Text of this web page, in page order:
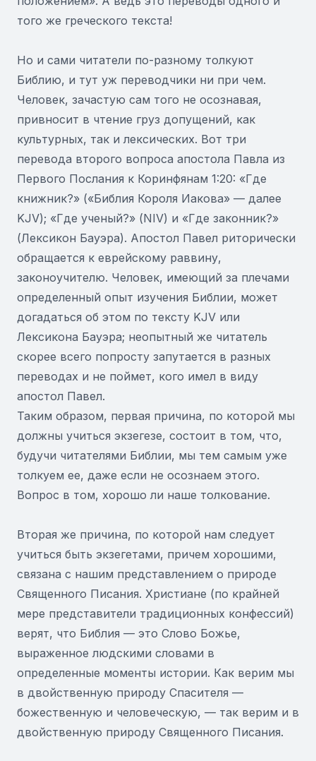
того же греческого текста!
Но и сами читатели по-разному толкуют
Библию, и тут уж переводчики ни при чем.
Человек, зачастую сам того не осознавая,
привносит в чтение груз допущений, как
культурных, так и лексических. Вот три
перевода второго вопроса апостола Павла из
Первого Послания к Коринфянам 1:20: «Где
книжник?» («Библия Короля Иакова» — далее
KJV); «Где ученый?» (NIV) и «Где законник?»
(Лексикон Бауэра). Апостол Павел риторически
обращается к еврейскому раввину,
законоучителю. Человек, имеющий за плечами
определенный опыт изучения Библии, может
догадаться об этом по тексту KJV или
Лексикона Бауэра; неопытный же читатель
скорее всего попросту запутается в разных
переводах и не поймет, кого имел в виду
апостол Павел.
Таким образом, первая причина, по которой мы
должны учиться экзегезе, состоит в том, что,
будучи читателями Библии, мы тем самым уже
толкуем ее, даже если не осознаем этого.
Вопрос в том, хорошо ли наше толкование.
Вторая же причина, по которой нам следует
учиться быть экзегетами, причем хорошими,
связана с нашим представлением о природе
Священного Писания. Христиане (по крайней
мере представители традиционных конфессий)
верят, что Библия — это Слово Божье,
выраженное людскими словами в
определенные моменты истории. Как верим мы
в двойственную природу Спасителя —
божественную и человеческую, — так верим и в
двойственную природу Священного Писания.